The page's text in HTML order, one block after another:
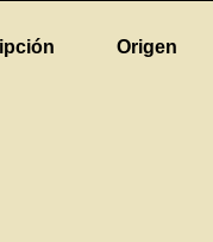
Origen